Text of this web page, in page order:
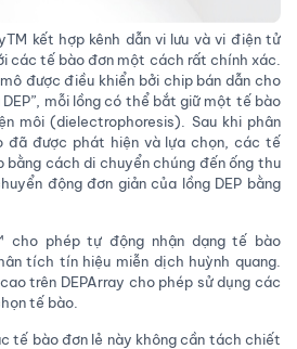
kết hợp kênh dẫn vi lưu và vi điện tử
các tế bào đơn một cách rất chính xác.
được điều khiển bởi chip bán dẫn cho
mỗi lồng có thể bắt giữ một tế bào
môi (dielectrophoresis). Sau khi phân
được phát hiện và lựa chọn, các tế
cách di chuyển chúng đến ống thu
động đơn giản của lồng DEP bằng
cho phép tự động nhận dạng tế bào
tích tín hiệu miễn dịch huỳnh quang.
trên DEPArray cho phép sử dụng các
tế bào.
tế bào đơn lẻ này không cần tách chiết